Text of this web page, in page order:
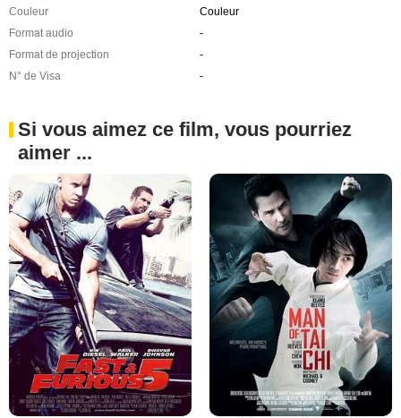
Couleur
Couleur
Format audio
-
Format de projection
-
N° de Visa
-
Si vous aimez ce film, vous pourriez
aimer ...